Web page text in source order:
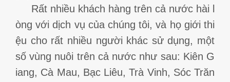
Rất nhiều khách hàng trên cả nước hài l
òng với dịch vụ của chúng tôi, và họ giới thi
ệu cho rất nhiều người khác sử dụng, một
số vùng nuôi trên cả nước như sau: Kiên G
iang, Cà Mau, Bạc Liêu, Trà Vinh, Sóc Trăn